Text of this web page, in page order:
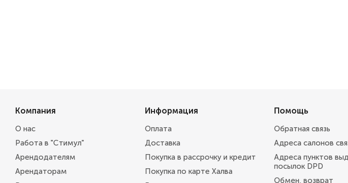
Компания
О нас
Работа в "Стимул"
Арендодателям
Арендаторам
Информация
Оплата
Доставка
Покупка в рассрочку и кредит
Покупка по карте Халва
Помощь
Обратная связь
Адреса салонов
Адреса пунктов
посылок DPD
Обмен, возврат